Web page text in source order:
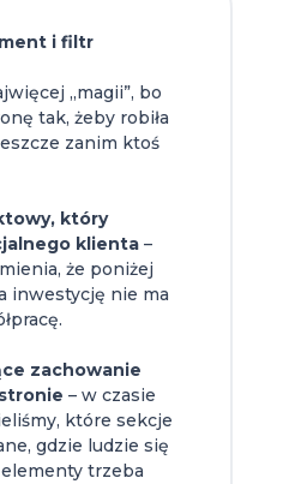
i filtr
„magii”, bo
tak, żeby robiła
zanim ktoś
który
klienta –
że poniżej
inwestycję nie ma
zachowanie
– w czasie
które sekcje
gdzie ludzie się
trzeba